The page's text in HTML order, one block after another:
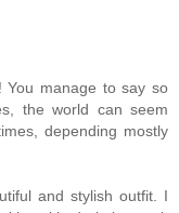
You manage to say so
the world can seem
depending mostly
and stylish outfit. I